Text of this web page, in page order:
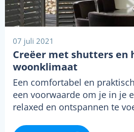
07 juli 2021
Creëer met shutters en
woonklimaat
Een comfortabel en
een voorwaarde om je in je
relaxed en ontspannen te